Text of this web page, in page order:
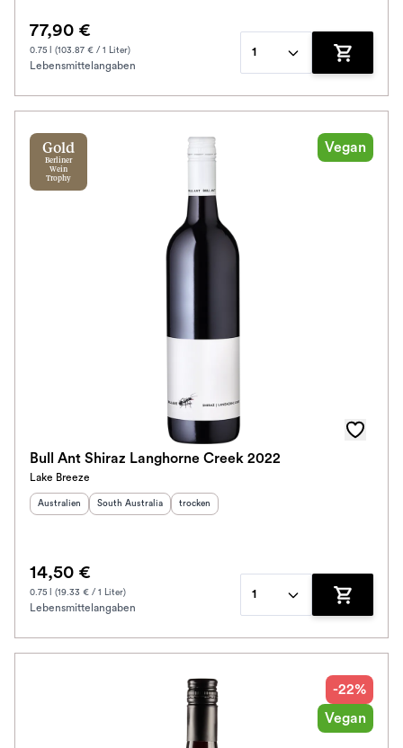
77,90 €
0.75 l (103.87 € / 1 Liter)
Lebensmittelangaben
1
Zum
Gold
Berliner
Wein
Trophy
Vegan
Bull Ant Shiraz Langhorne Creek 2022
Lake Breeze
Herkunftsland :
Australien Herkunftsregion
South Australia Geschmack
trocken
14,50 €
0.75 l (19.33 € / 1 Liter)
Lebensmittelangaben
1
Zum
-22%
Vegan